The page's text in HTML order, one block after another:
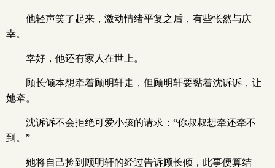
他轻声笑了起来，激动情绪平复之后，有些怅然与庆
幸。
幸好，他还有家人在世上。
顾长倾本想牵着顾明轩走，但顾明轩要黏着沈诉诉，让
她牵。
沈诉诉不会拒绝可爱小孩的请求：“你叔叔想牵还牵不
到。”
她将自己捡到顾明轩的经过告诉顾长倾，此事便算结